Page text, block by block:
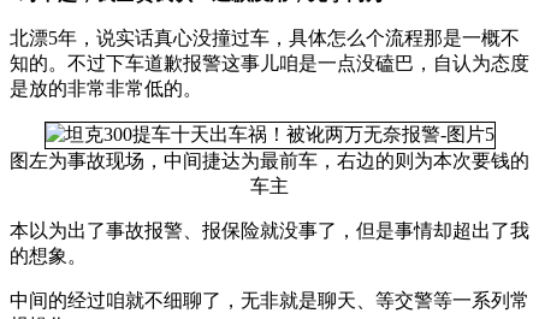
北漂5年，说实话真心没撞过车，具体怎么个流程那是一概不
知的。不过下车道歉报警这事儿咱是一点没磕巴，自认为态度
是放的非常非常低的。
图左为事故现场，中间捷达为最前车，右边的则为本次要钱的
车主
本以为出了事故报警、报保险就没事了，但是事情却超出了我
的想象。
中间的经过咱就不细聊了，无非就是聊天、等交警等一系列常